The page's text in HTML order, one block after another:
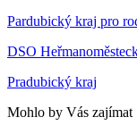
Pardubický kraj pro
DSO
Pradubický kraj
Mohlo by Vás zajímat